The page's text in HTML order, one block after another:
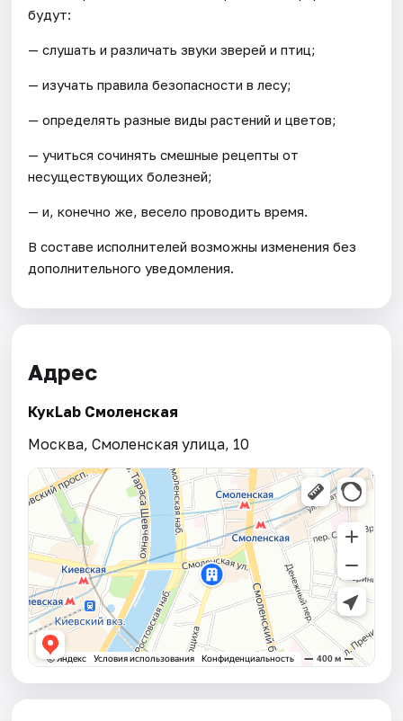
будут:
— слушать и различать звуки зверей и птиц;
— изучать правила безопасности в лесу;
— определять разные виды растений и цветов;
— учиться сочинять смешные рецепты от
несуществующих болезней;
— и, конечно же, весело проводить время.
В составе исполнителей возможны изменения без
дополнительного уведомления.
Адрес
КукLab Смоленская
Москва, Смоленская улица, 10